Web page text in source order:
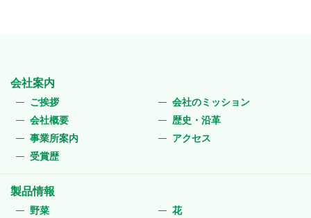
会社案内
ご挨拶
会社のミッション
会社概要
歴史・沿革
事業所案内
アクセス
受賞歴
製品情報
野菜
花